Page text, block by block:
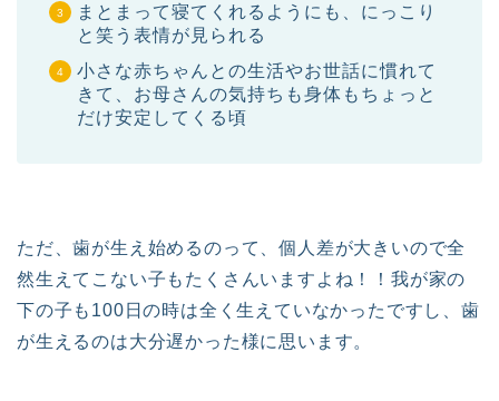
まとまって寝てくれるようにも、にっこり
と笑う表情が見られる
小さな赤ちゃんとの生活やお世話に慣れて
きて、お母さんの気持ちも身体もちょっと
だけ安定してくる頃
ただ、歯が生え始めるのって、個人差が大きいので全
然生えてこない子もたくさんいますよね！！我が家の
下の子も100日の時は全く生えていなかったですし、歯
が生えるのは大分遅かった様に思います。